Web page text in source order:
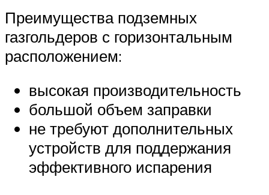
Преимущества подземных
газгольдеров с горизонтальным
расположением:
высокая производительность
большой объем заправки
не требуют дополнительных
устройств для поддержания
эффективного испарения